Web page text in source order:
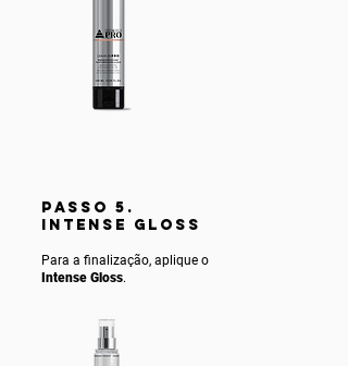
PASSO 5.
INTENSE gLOSS
Para a finalização, aplique o
Intense Gloss.